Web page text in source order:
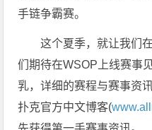
手链争霸赛。
这个夏季，就让我们
们期待在WSOP上线赛事
乳，详细的赛程与赛事资
扑克官方中文博客(